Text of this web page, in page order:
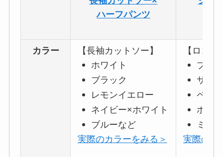
ハーフパンツ
カラー
【長袖カットソー】
ホワイト
ブラック
レモンイエロー
ネイビー×ホワイト
ブルーなど
実際のカラーをみる＞
【ロゴ
ブラ
サフ
ペー
ホワ
ミル
実際のカ